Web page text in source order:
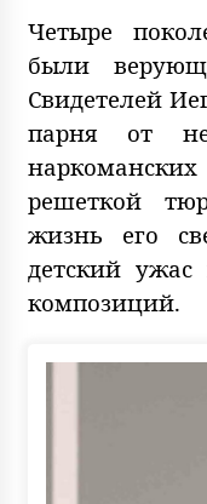
Четыре
были
Свидетелей
парня от
решеткой
жизнь его
детский ужас
композиций.